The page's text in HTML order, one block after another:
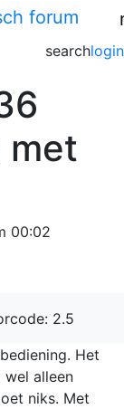
login
search
met
00:02
2.5
Het
alleen
niks. Met